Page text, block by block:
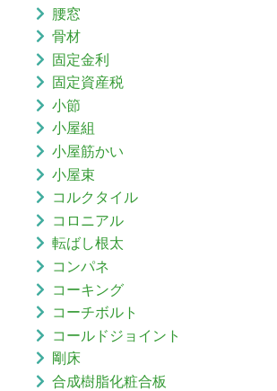
腰窓
骨材
固定金利
固定資産税
小節
小屋組
小屋筋かい
小屋束
コルクタイル
コロニアル
転ばし根太
コンパネ
コーキング
コーチボルト
コールドジョイント
剛床
合成樹脂化粧合板